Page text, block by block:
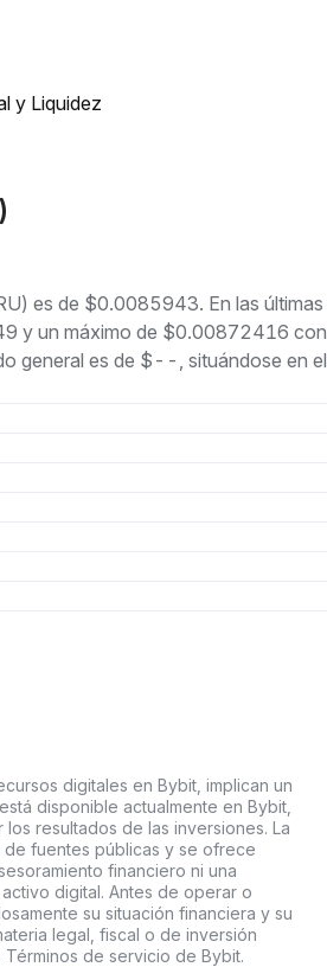
y Liquidez
es de $0.0085943. En las últimas
y un máximo de $0.00872416 con
general es de $--, situándose en el
digitales en Bybit, implican un
disponible actualmente en Bybit,
resultados de las inversiones. La
fuentes públicas y se ofrece
financiero ni una
digital. Antes de operar o
su situación financiera y su
legal, fiscal o de inversión
de servicio de Bybit.